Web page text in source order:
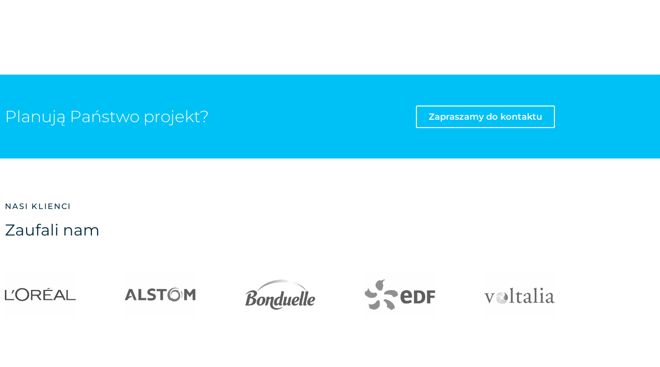
Planują Państwo projekt? Zapraszamy do kontaktu
NASI KLIENCI
Zaufali nam